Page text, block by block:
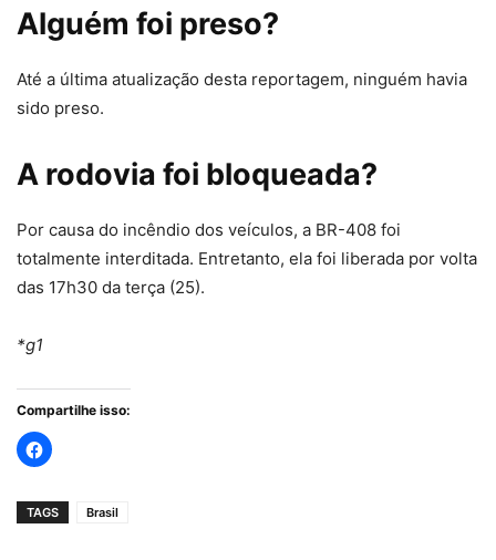
Alguém foi preso?
Até a última atualização desta reportagem, ninguém havia
sido preso.
A rodovia foi bloqueada?
Por causa do incêndio dos veículos, a BR-408 foi
totalmente interditada. Entretanto, ela foi liberada por volta
das 17h30 da terça (25).
*g1
Compartilhe isso:
TAGS Brasil